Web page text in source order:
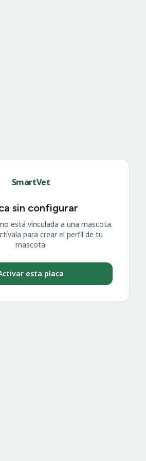
SmartVet
sin configurar
está vinculada a una mascota.
para crear el perfil de tu
mascota.
esta placa